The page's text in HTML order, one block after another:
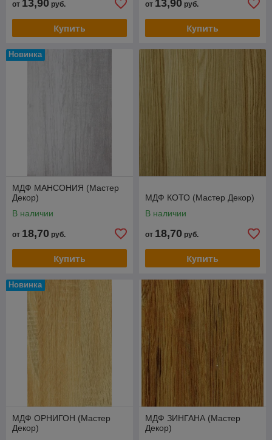
от 13,90 руб.
Купить
от 13,90 руб.
Купить
Новинка
МДФ МАНСОНИЯ (Мастер
Декор)
В наличии
от 18,70 руб.
Купить
МДФ КОТО (Мастер Декор)
В наличии
от 18,70 руб.
Купить
Новинка
МДФ ОРНИГОН (Мастер
Декор)
МДФ ЗИНГАНА (Мастер
Декор)